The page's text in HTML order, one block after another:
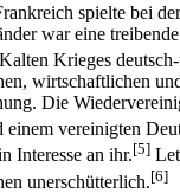
spielte bei
war eine
Krieges
wirtschaftlichen
Die
vereinigten
Interesse an ihr.[5]
unerschütterlich.[6]